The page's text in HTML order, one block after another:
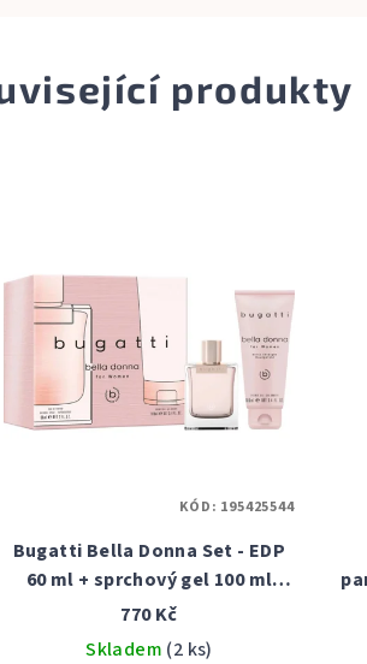
produkty
Bugatti Bella Donna Set - EDP
60 ml + sprchový gel 100 ml
Dárková sada
770 Kč
Skladem (2 ks)
KÓD: 195425544